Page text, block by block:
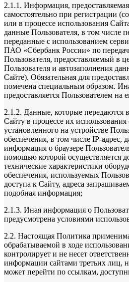
2.1.1. Информация,
самостоятельно при регистрации
или в процессе использования
данные Пользователя, в том числе
переданные с использованием
ПАО «Сбербанк России» по
Пользователя, предоставляемый в
Пользователя и автозаполнения
Сайте). Обязательная для
помечена специальным образом.
предоставляется Пользователем на
2.1.2. Данные, которые передаются
Сайту в процессе их
установленного на устройстве
обеспечения, в том числе IP-адрес,
информация о браузере
помощью которой осуществляется
технические характеристики
обеспечения, используемых
доступа к Сайту, адреса
подобная информация;
2.1.3. Иная информация о
предусмотрена условиями
2.2. Настоящая Политика
обрабатываемой в ходе
контролирует и не несет
информации сайтами третьих лиц,
может перейти по ссылкам,